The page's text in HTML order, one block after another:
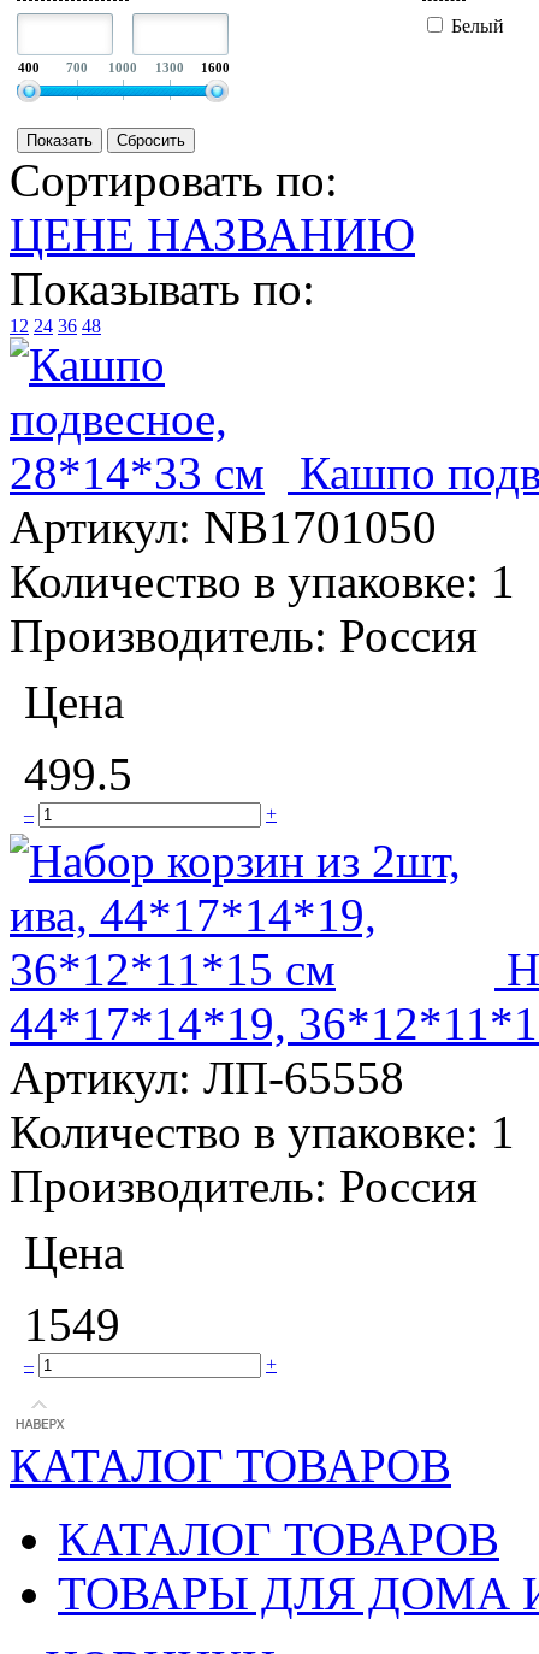
400 700 1000 1300 1600
Белый
Сортировать по:
ЦЕНЕ НАЗВАНИЮ
Показывать по:
12 24 36 48
Кашпо
Артикул: NB1701050
Количество в упаковке: 1
Производитель: Россия
Цена
499.5
– +
44*17*14*19,
Артикул: ЛП-65558
Количество в упаковке: 1
Производитель: Россия
Цена
1549
– +
КАТАЛОГ ТОВАРОВ
КАТАЛОГ ТОВАРОВ
ТОВАРЫ ДЛЯ ДОМА